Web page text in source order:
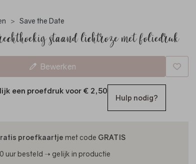
Save the Date
staand lichtroze met foliedruk
Bewerken
een proefdruk voor € 2,50
Hulp nodig?
proefkaartje met code GRATIS
uur besteld ➝ gelijk in productie